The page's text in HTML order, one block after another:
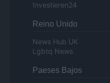
Investieren24
Reino Unido
News Hub UK
Lgbtq News
Paeses Bajos